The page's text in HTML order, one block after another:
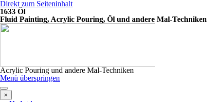
Direkt zum Seiteninhalt
1633 Öl
Fluid Painting, Acrylic Pouring, Öl und andere Mal-Techniken
Acrylic Pouring und andere Mal-Techniken
Menü überspringen
×